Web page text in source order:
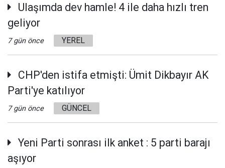
Ulaşımda dev hamle! 4 ile daha hızlı tren
geliyor
7 gün önce YEREL
CHP'den istifa etmişti: Ümit Dikbayır AK
Parti'ye katılıyor
7 gün önce GÜNCEL
Yeni Parti sonrası ilk anket : 5 parti barajı
aşıyor